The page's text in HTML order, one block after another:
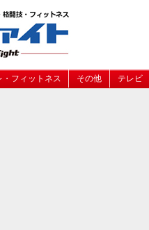
・フィットネス その他 テレビ